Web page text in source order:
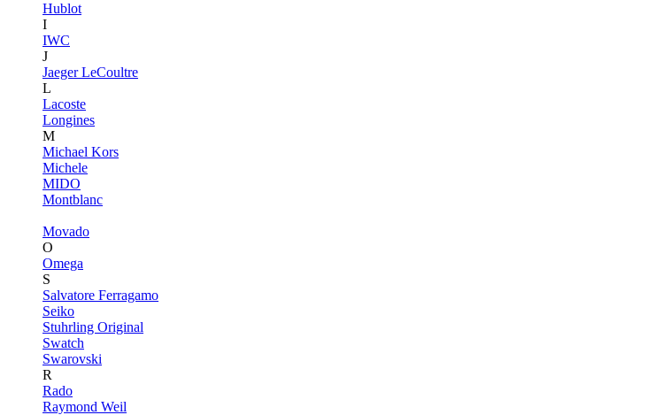
Hublot
I
IWC
J
Jaeger LeCoultre
L
Lacoste
Longines
M
Michael Kors
Michele
MIDO
Montblanc
Movado
O
Omega
S
Salvatore Ferragamo
Seiko
Stuhrling Original
Swatch
Swarovski
R
Rado
Raymond Weil